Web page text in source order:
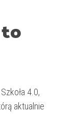
to
4.0,
aktualnie